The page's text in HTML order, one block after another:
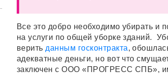
Все это добро необходимо убирать и
на услуги по общей уборке зданий.
верить данным госконтракта,
адекватные деньги, но вот что
заключен с ООО «ПРОГРЕСС СПБ»,